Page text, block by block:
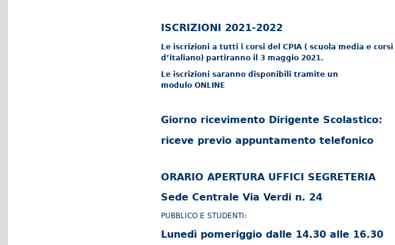
ISCRIZIONI 2021-2022
Le iscrizioni a tutti i corsi del CPIA ( scuola media e corsi
d’italiano) partiranno il 3 maggio 2021.
Le iscrizioni saranno disponibili tramite un
modulo ONLINE
Giorno ricevimento Dirigente Scolastico:
riceve previo appuntamento telefonico
ORARIO APERTURA UFFICI SEGRETERIA
Sede Centrale Via Verdi n. 24
PUBBLICO E STUDENTI:
Lunedì pomeriggio dalle 14.30 alle 16.30